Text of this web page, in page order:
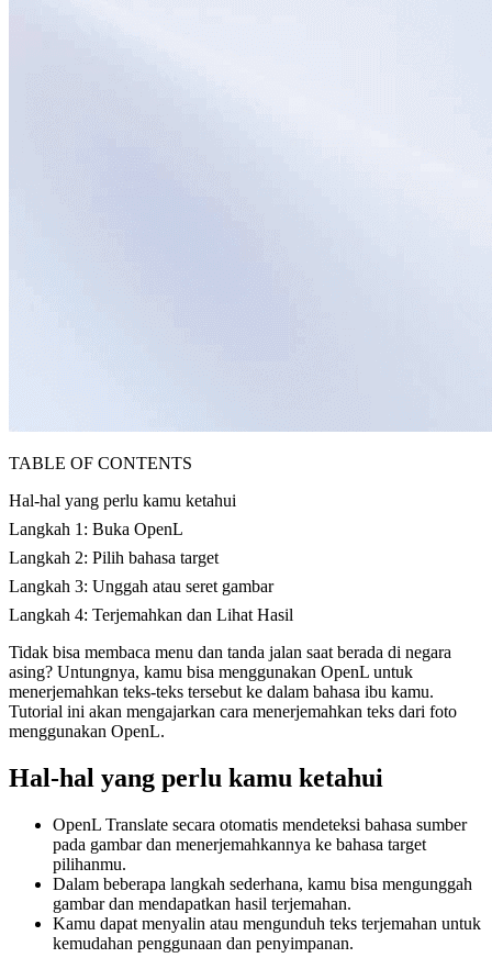
TABLE OF CONTENTS
Hal-hal yang perlu kamu ketahui
Langkah 1: Buka OpenL
Langkah 2: Pilih bahasa target
Langkah 3: Unggah atau seret gambar
Langkah 4: Terjemahkan dan Lihat Hasil
Tidak bisa membaca menu dan tanda jalan saat berada di negara
asing? Untungnya, kamu bisa menggunakan OpenL untuk
menerjemahkan teks-teks tersebut ke dalam bahasa ibu kamu.
Tutorial ini akan mengajarkan cara menerjemahkan teks dari foto
menggunakan OpenL.
Hal-hal yang perlu kamu ketahui
OpenL Translate secara otomatis mendeteksi bahasa sumber
pada gambar dan menerjemahkannya ke bahasa target
pilihanmu.
Dalam beberapa langkah sederhana, kamu bisa mengunggah
gambar dan mendapatkan hasil terjemahan.
Kamu dapat menyalin atau mengunduh teks terjemahan untuk
kemudahan penggunaan dan penyimpanan.